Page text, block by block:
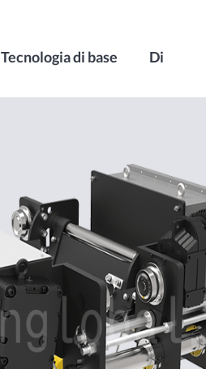
Tecnologia di base Di